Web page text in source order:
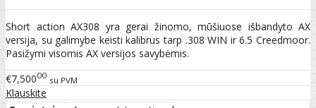
Short action AX308 yra gerai žinomo, mūšiuose išbandyto AX
versija, su galimybe keisti kalibrus tarp .308 WIN ir 6.5 Creedmoor.
Pasižymi visomis AX versijos savybėmis.
€7,50000 su PVM
Klauskite